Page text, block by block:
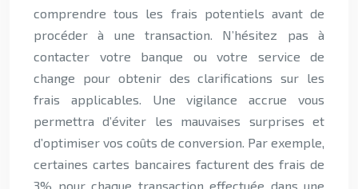
comprendre tous les frais potentiels avant de
procéder à une transaction. N’hésitez pas à
contacter votre banque ou votre service de
change pour obtenir des clarifications sur les
frais applicables. Une vigilance accrue vous
permettra d’éviter les mauvaises surprises et
d’optimiser vos coûts de conversion. Par exemple,
certaines cartes bancaires facturent des frais de
3% pour chaque transaction effectuée dans une